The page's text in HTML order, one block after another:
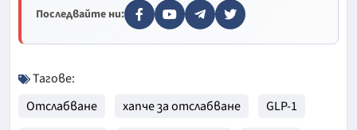
Последвайте ни:
Тагове:
Отслабване
хапче за отслабване
GLP-1